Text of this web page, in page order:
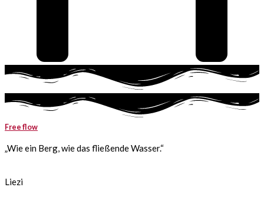
Free flow
„Wie ein Berg, wie das fließende Wasser.“
Liezi